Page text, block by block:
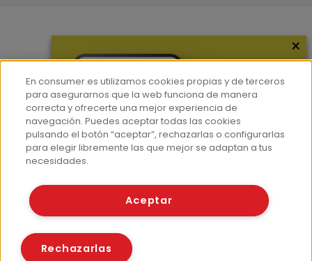
Hemeroteca
Contacto
Prensa
Corpus Lingüístico Consumer
© Fundación EROSKI
Políticas de cookies
×
En consumer.es utilizamos cookies propias y de terceros
para asegurarnos que la web funciona de manera
correcta y ofrecerte una mejor experiencia de
navegación. Puedes aceptar todas las cookies
pulsando el botón “aceptar”, rechazarlas o configurarlas
para elegir libremente las que mejor se adaptan a tus
necesidades.
Aceptar
Rechazarlas